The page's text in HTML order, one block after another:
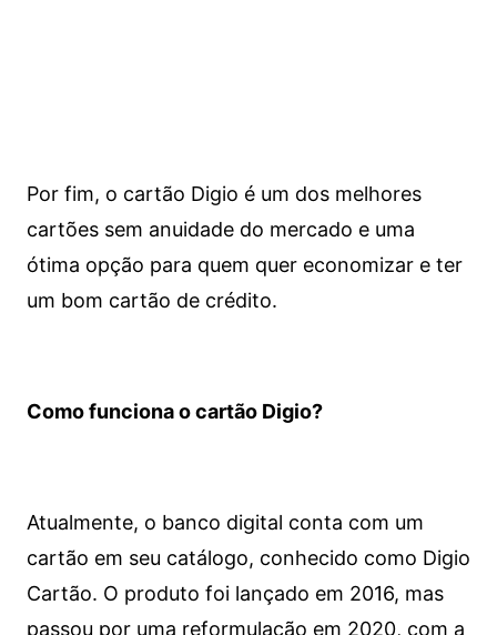
Por fim, o cartão Digio é um dos melhores
cartões sem anuidade do mercado e uma
ótima opção para quem quer economizar e ter
um bom cartão de crédito.
Como funciona o cartão Digio?
Atualmente, o banco digital conta com um
cartão em seu catálogo, conhecido como Digio
Cartão. O produto foi lançado em 2016, mas
passou por uma reformulação em 2020, com a